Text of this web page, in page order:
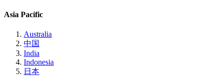
Asia Pacific
Australia
中国
India
Indonesia
日本